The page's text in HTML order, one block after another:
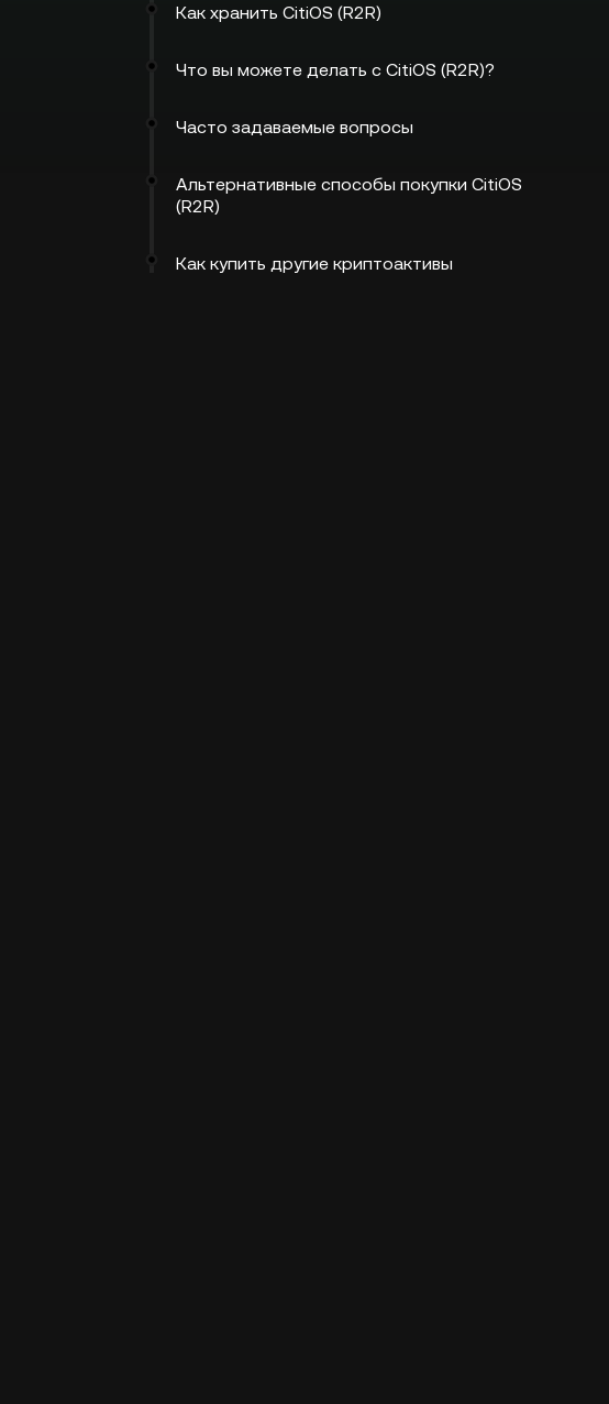
Как хранить CitiOS (R2R)
Что вы можете делать с CitiOS (R2R)?
Часто задаваемые вопросы
Альтернативные способы покупки CitiOS
(R2R)
Как купить другие криптоактивы